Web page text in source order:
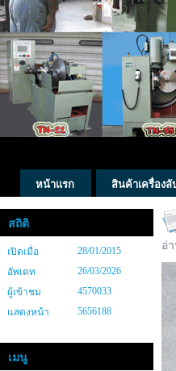
หน้าแรก สินค้าเครื่องลั
สถิติ
เปิดเมื่อ
28/01/2015
อัพเดท
26/03/2026
ผู้เข้าชม
4570033
แสดงหน้า
5656188
เมนู
อ่